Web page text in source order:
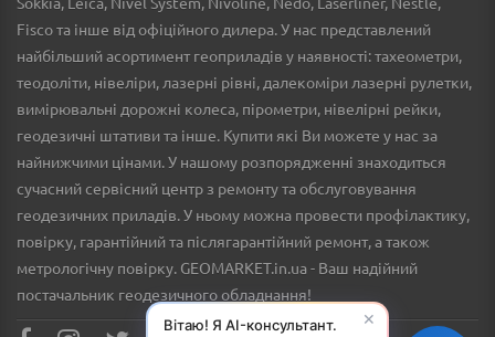
Fisco та інше від офіційного дилера. У нас представлений
найбільший асортимент геоприладів у наявності: тахеометри,
теодоліти, нівеліри, лазерні рівні, далекоміри лазерні рулетки,
вимірювальні дорожні колеса, пірометри, нівелірні рейки,
геодезичні штативи та інше. Купити які Ви можете у нас за
найнижчими цінами. У нашому розпорядженні знаходиться
сучасний сервісний центр з ремонту та обслуговування
геодезичних приладів. У ньому можна провести профілактику,
повірку, гарантійний та післягарантійний ремонт, а також
метрологічну повірку. GEOMARKET.in.ua - Ваш надійний
постачальник геодезичного обладнання!
✕
Вітаю! Я AI-консультант.